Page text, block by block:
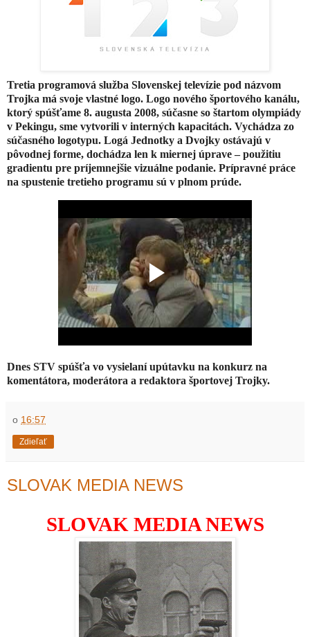
Tretia programová služba Slovenskej televízie pod názvom
Trojka má svoje vlastné logo. Logo nového športového kanálu,
ktorý spúšťame 8. augusta 2008, súčasne so štartom olympiády
v Pekingu, sme vytvorili v interných kapacitách. Vychádza zo
súčasného logotypu. Logá Jednotky a Dvojky ostávajú v
pôvodnej forme, dochádza len k miernej úprave – použitiu
gradientu pre príjemnejšie vizuálne podanie. Prípravné práce
na spustenie tretieho programu sú v plnom prúde.
Dnes STV spúšťa vo vysielaníupútavku na konkurz na
komentátora, moderátora a redaktora športovej Trojky.
o 16:57
Zdieľať
SLOVAK MEDIA NEWS
SLOVAK MEDIA NEWS